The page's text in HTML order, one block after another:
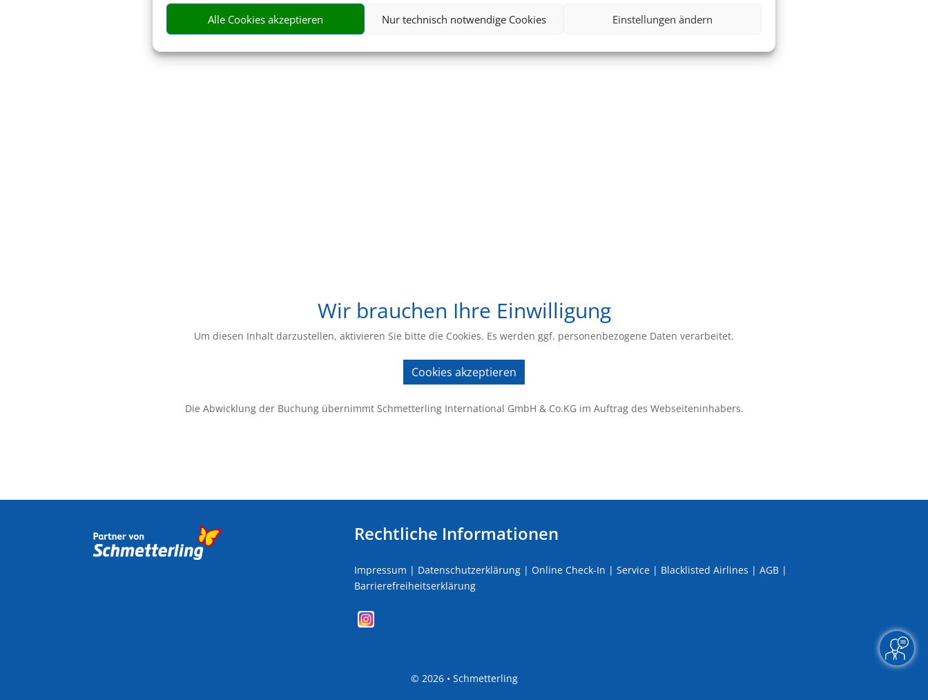
Alle Cookies akzeptieren Nur technisch notwendige Cookies Einstellungen ändern
Wir brauchen Ihre Einwilligung
Um diesen Inhalt darzustellen, aktivieren Sie bitte die Cookies. Es werden ggf. personenbezogene Daten verarbeitet.
Cookies akzeptieren
Die Abwicklung der Buchung übernimmt Schmetterling International GmbH & Co.KG im Auftrag des Webseiteninhabers.
Rechtliche Informationen
Impressum | Datenschutzerklärung| Online Check-In | Service| Blacklisted Airlines | AGB|
Barrierefreiheitserklärung
© 2026 • Schmetterling